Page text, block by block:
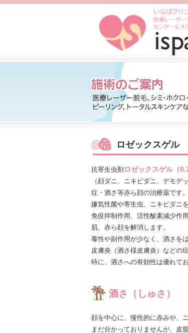
ロゼックスゲル
抗寄生虫剤 ロゼックスゲル（
（顔ダニ、ニキビダニ、デモデ
症・酒さ等赤ら顔の治療薬です。
嫌気性菌や寄生虫、ニキビダニ
免疫抑制作用、活性酸素減少作
肌、赤ら顔を解消します。
毒性や副作用が少なく、酒さを
皮膚炎（酒さ様皮膚炎）などの
特に、酒さへの有効性は優れて
酒さ（しゅさ）
顔を中心に、慢性的に赤みや、
まだ分かっておりませんが、皮